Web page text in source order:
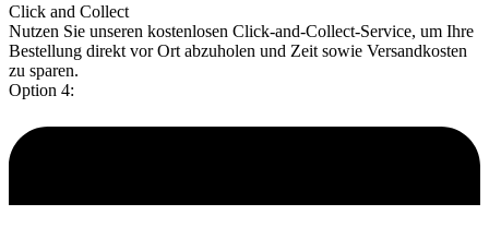
Click and Collect
Nutzen Sie unseren kostenlosen Click-and-Collect-Service, um Ihre
Bestellung direkt vor Ort abzuholen und Zeit sowie Versandkosten
zu sparen.
Option 4: